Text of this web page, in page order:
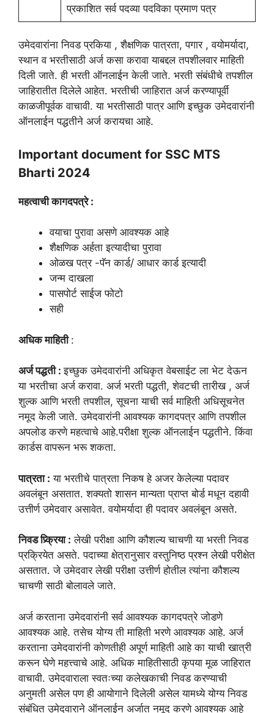
प्रकाशित सर्व पदव्या पदविका प्रमाण पत्र
उमेदवारांना निवड प्रकिया , शैक्षणिक पात्रता, पगार , वयोमर्यादा,
स्थान व भरतीसाठी अर्ज कसा करावा याबद्दल तपशीलवार माहिती
दिली जाते. ही भरती ऑनलाईन केली जाते. भरती संबंधीचे तपशील
जाहिरातीत दिलेले आहेत. भरतीची जाहिरात अर्ज करण्यापूर्वी
काळजीपूर्वक वाचावी. या भरतीसाठी पात्र आणि इच्छुक उमेदवारांनी
ऑनलाईन पद्धतीने अर्ज करायचा आहे.
Important document for SSC MTS
Bharti 2024
महत्वाची कागदपत्रे :
वयाचा पुरावा असणे आवश्यक आहे
शैक्षणिक अर्हता इत्यादीचा पुरावा
ओळख पत्र -पॅन कार्ड/ आधार कार्ड इत्यादी
जन्म दाखला
पासपोर्ट साईज फोटो
सही
अधिक माहिती :
अर्ज पद्धती :इच्छुक उमेदवारांनी अधिकृत वेबसाईट ला भेट देऊन
या भरतीचा अर्ज करावा. अर्ज भरती पद्धती, शेवटची तारीख , अर्ज
शुल्क आणि भरती तपशील, सूचना याची सर्व माहिती अधिसूचनेत
नमूद केली जाते. उमेदवारांनी आवश्यक कागदपत्र आणि तपशील
अपलोड करणे महत्वाचे आहे.परीक्षा शुल्क ऑनलाईन पद्धतीने. किंवा
कार्डस वापरून भरू शकता.
पात्रता : या भरतीचे पात्रता निकष हे अजर केलेल्या पदावर
अवलंबून असतात. शक्यतो शासन मान्यता प्राप्त बोर्ड मधून दहावी
उत्तीर्ण उमेदवार असावेत. वयोमर्यादा ही पदावर अवलंबून असते.
निवड प्र्क्रिया : लेखी परीक्षा आणि कौशल्य चाचणी या भरती निवड
प्रक्रियेत असते. पदाच्या क्षेत्रानुसार वस्तुनिष्ठ प्रश्न लेखी परीक्षेत
असतात. जे उमेदवार लेखी परीक्षा उत्तीर्ण होतील त्यांना कौशल्य
चाचणी साठी बोलावले जाते.
अर्ज करताना उमेदवारांनी सर्व आवश्यक कागदपत्रे जोडणे
आवश्यक आहे. तसेच योग्य ती माहिती भरणे आवश्यक आहे. अर्ज
करताना उमेदवारांनी कोणतीही अपूर्ण माहिती आहे का याची खात्री
करून घेणे महत्त्वाचे आहे. अधिक माहितीसाठी कृपया मूळ जाहिरात
वाचावी. उमेदवाराला स्वतःच्या कलेखकाची निवड करण्याची
अनुमती असेल पण ही आयोगाने दिलेली असेल यामध्ये योग्य निवड
संबंधित उमेदवाराने ऑनलाईन अर्जात नमूद करणे आवश्यक आहे